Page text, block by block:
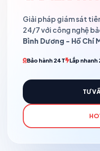
Giải pháp giám sát
24/7 với công nghệ
Bình Dương - Hồ Chí
Bảo hành 24T Lắp nhanh
TƯ